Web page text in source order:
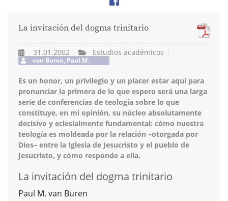
La invitación del dogma trinitario
31.01.2002 Estudios académicos
van Buren, Paul M.
Es un honor, un privilegio y un placer estar aquí para
pronunciar la primera de lo que espero será una larga
serie de conferencias de teología sobre lo que
constituye, en mi opinión, su núcleo absolutamente
decisivo y eclesialmente fundamental: cómo nuestra
teología es moldeada por la relación –otorgada por
Dios– entre la Iglesia de Jesucristo y el pueblo de
Jesucristo, y cómo responde a ella.
La invitación del dogma trinitario
Paul M. van Buren